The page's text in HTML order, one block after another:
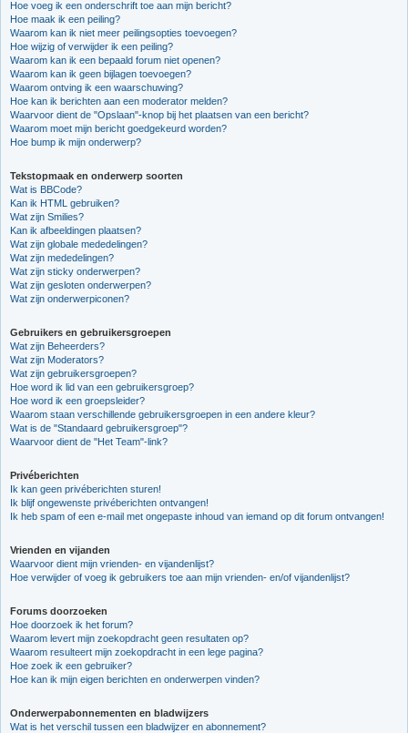
Hoe voeg ik een onderschrift toe aan mijn bericht?
Hoe maak ik een peiling?
Waarom kan ik niet meer peilingsopties toevoegen?
Hoe wijzig of verwijder ik een peiling?
Waarom kan ik een bepaald forum niet openen?
Waarom kan ik geen bijlagen toevoegen?
Waarom ontving ik een waarschuwing?
Hoe kan ik berichten aan een moderator melden?
Waarvoor dient de "Opslaan"-knop bij het plaatsen van een bericht?
Waarom moet mijn bericht goedgekeurd worden?
Hoe bump ik mijn onderwerp?
Tekstopmaak en onderwerp soorten
Wat is BBCode?
Kan ik HTML gebruiken?
Wat zijn Smilies?
Kan ik afbeeldingen plaatsen?
Wat zijn globale mededelingen?
Wat zijn mededelingen?
Wat zijn sticky onderwerpen?
Wat zijn gesloten onderwerpen?
Wat zijn onderwerpiconen?
Gebruikers en gebruikersgroepen
Wat zijn Beheerders?
Wat zijn Moderators?
Wat zijn gebruikersgroepen?
Hoe word ik lid van een gebruikersgroep?
Hoe word ik een groepsleider?
Waarom staan verschillende gebruikersgroepen in een andere kleur?
Wat is de "Standaard gebruikersgroep"?
Waarvoor dient de "Het Team"-link?
Privéberichten
Ik kan geen privéberichten sturen!
Ik blijf ongewenste privéberichten ontvangen!
Ik heb spam of een e-mail met ongepaste inhoud van iemand op dit forum ontvangen!
Vrienden en vijanden
Waarvoor dient mijn vrienden- en vijandenlijst?
Hoe verwijder of voeg ik gebruikers toe aan mijn vrienden- en/of vijandenlijst?
Forums doorzoeken
Hoe doorzoek ik het forum?
Waarom levert mijn zoekopdracht geen resultaten op?
Waarom resulteert mijn zoekopdracht in een lege pagina?
Hoe zoek ik een gebruiker?
Hoe kan ik mijn eigen berichten en onderwerpen vinden?
Onderwerpabonnementen en bladwijzers
Wat is het verschil tussen een bladwijzer en abonnement?